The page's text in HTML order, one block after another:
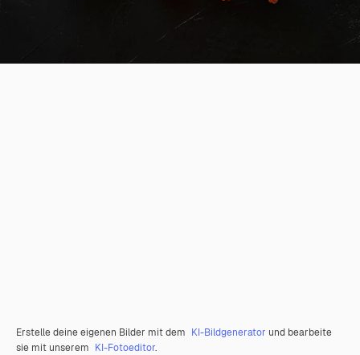
Erstelle deine eigenen Bilder mit dem KI-Bildgenerator und bearbeite
sie mit unserem KI-Fotoeditor.